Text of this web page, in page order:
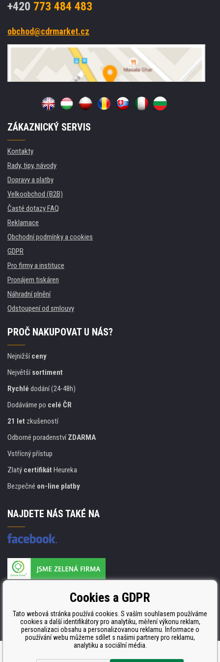
+420 773 484 483
obchod@cdrmarket.cz
ZÁKAZNICKÝ SERVIS
Kontakty
Rady, tipy, návody
Dopravy a platby
Velkoobchod (B2B)
Časté dotazy FAQ
Reklamace
Obchodní podmínky a cookies
GDPR
Pro firmy a instituce
Pronájem tiskáren
Náhradní plnění
Odstoupení od smlouvy
PROČ NAKUPOVAT U NÁS?
Nejnižšíceny
Největšísortiment
Rychlé dodání (24-48h)
Dodáváme po celé ČR
21 let zkušeností
Odborné poradenstvíZDARMA
Vstřícný přístup
Zlatý certifikát Heureka
Bezpečné on-line platby
NAJDETE NÁS TAKÉ NA
ISO 9001. ISO 14001 a STMC.Cookies a GDPR
Tato webová stránka používá cookies. S vaším souhlasem používáme
cookies a další identifikátory pro analytiku, měření výkonu reklam,
personalizaci obsahu a personalizovanou reklamu. Informace o
používání webu můžeme sdílet s našimi partnery pro reklamu,
analytiku a sociální média.